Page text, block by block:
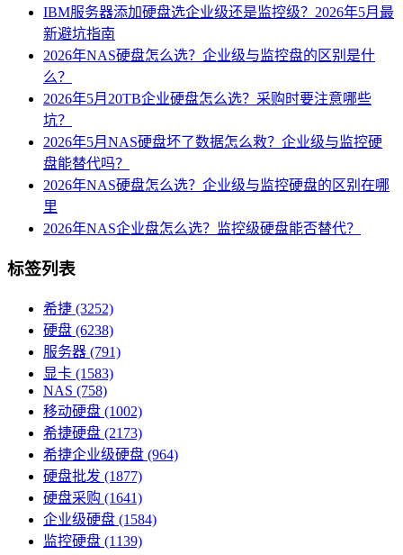
IBM服务器添加硬盘选企业级还是监控级？2026年5月最
新避坑指南
2026年NAS硬盘怎么选？企业级与监控盘的区别是什
么？
2026年5月20TB企业硬盘怎么选？采购时要注意哪些
坑？
2026年5月NAS硬盘坏了数据怎么救？企业级与监控硬
盘能替代吗？
2026年NAS硬盘怎么选？企业级与监控硬盘的区别在哪
里
2026年NAS企业盘怎么选？监控级硬盘能否替代？
标签列表
希捷 (3252)
硬盘 (6238)
服务器 (791)
显卡 (1583)
NAS (758)
移动硬盘 (1002)
希捷硬盘 (2173)
希捷企业级硬盘 (964)
硬盘批发 (1877)
硬盘采购 (1641)
企业级硬盘 (1584)
监控硬盘 (1139)